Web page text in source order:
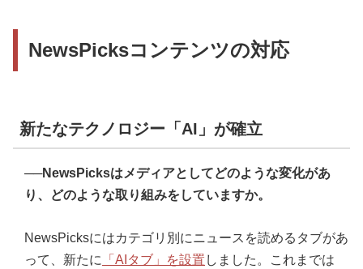
NewsPicksコンテンツの対応
新たなテクノロジー「AI」が確立
──NewsPicksはメディアとしてどのような変化があ
り、どのような取り組みをしていますか。
NewsPicksにはカテゴリ別にニュースを読めるタブがあ
って、新たに
「AIタブ」を設置 しました。これまでは